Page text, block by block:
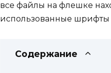
все файлы на флешке
использованные шрифты
Содержание